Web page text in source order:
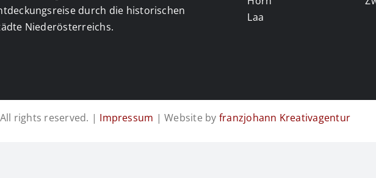
durch die historischen
Niederösterreichs.
Laa
rights reserved. | Impressum | Website by franzjohann Kreativagentur